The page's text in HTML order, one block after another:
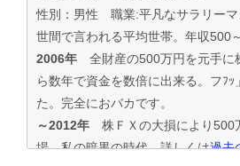
性別：男性 職業:平凡なサラリーマ
世間で言われる平均世帯。年収500
2006年 全財産の500万円を元手に
ら数年で資金を数倍に出来る。フﾌ
た。完全におバカです。
～2012年 株ＦＸの大損により500
場。私の暗黒の時代。詳しくは過去